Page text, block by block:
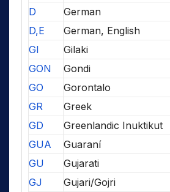
D
German
D,E
German, English
GI
Gilaki
GON
Gondi
GO
Gorontalo
GR
Greek
GD
Greenlandic Inuktikut
GUA
Guaraní
GU
Gujarati
GJ
Gujari/Gojri